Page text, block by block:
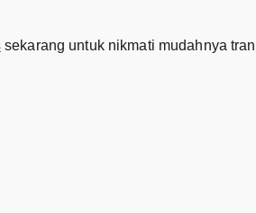
sekarang untuk nikmati mudahnya